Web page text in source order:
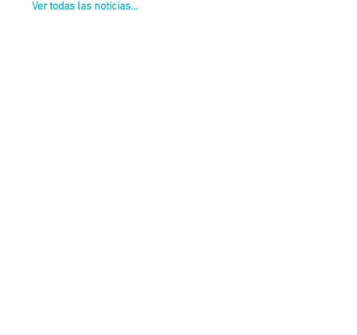
Ver todas las noticias...